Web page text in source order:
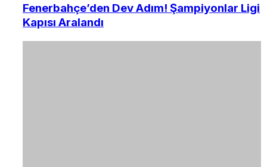
Fenerbahçe’den Dev Adım! Şampiyonlar Ligi
Kapısı Aralandı